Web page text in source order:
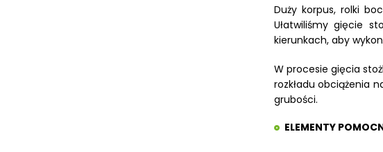
Duży korpus, rolki
Ułatwiliśmy gięcie
kierunkach, aby
W procesie gięcia
rozkładu obciążenia
grubości.
ELEMENTY